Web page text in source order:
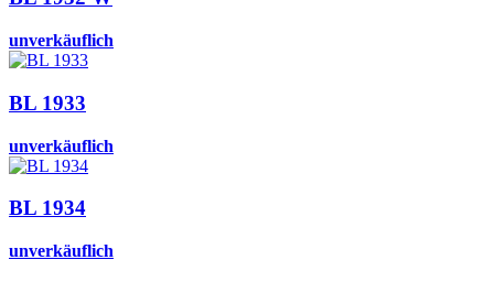
unverkäuflich
BL 1933
unverkäuflich
BL 1934
unverkäuflich